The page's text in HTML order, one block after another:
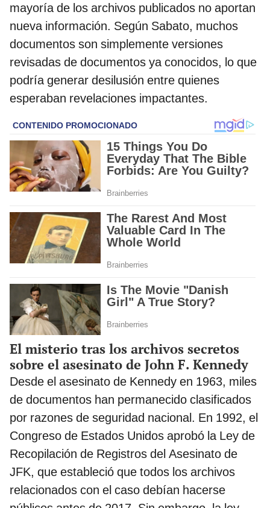
mayoría de los archivos publicados no aportan
nueva información. Según Sabato, muchos
documentos son simplemente versiones
revisadas de documentos ya conocidos, lo que
podría generar desilusión entre quienes
esperaban revelaciones impactantes.
El misterio tras los archivos secretos
sobre el asesinato de John F. Kennedy
Desde el asesinato de Kennedy en 1963, miles
de documentos han permanecido clasificados
por razones de seguridad nacional. En 1992, el
Congreso de Estados Unidos aprobó la Ley de
Recopilación de Registros del Asesinato de
JFK, que estableció que todos los archivos
relacionados con el caso debían hacerse